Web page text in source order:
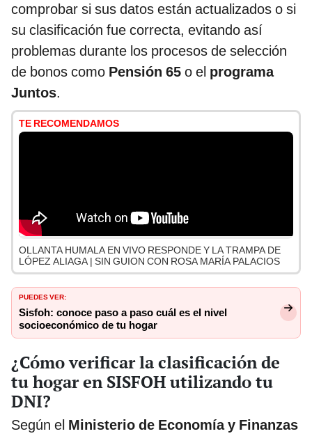
comprobar si sus datos están actualizados o si
su clasificación fue correcta, evitando así
problemas durante los procesos de selección
de bonos como Pensión 65 o el programa
Juntos.
TE RECOMENDAMOS
OLLANTA HUMALA EN VIVO RESPONDE Y LA TRAMPA DE
LÓPEZ ALIAGA | SIN GUION CON ROSA MARÍA PALACIOS
PUEDES VER:
Sisfoh: conoce paso a paso cuál es el nivel
socioeconómico de tu hogar
¿Cómo verificar la clasificación de
tu hogar en SISFOH utilizando tu
DNI?
Según el Ministerio de Economía y Finanzas